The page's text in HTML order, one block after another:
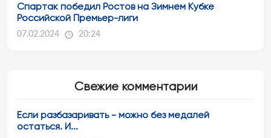
Спартак победил Ростов на Зимнем Кубке
Российской Премьер-лиги
07.02.2024 20:24
Свежие комментарии
Если разбазаривать - можно без медалей
остаться. И...